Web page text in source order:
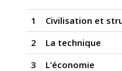
1
Civilisation et
2
La technique
3
L’économie